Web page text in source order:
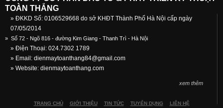
TOÀN THẮNG
» ĐKKD Số: 0106529668 do sở KHĐT Thành Phố Hà Nội cấp ngày
07/05/2014
» Số 72 - Ngõ 816 - đường Kim Giang - Thanh Trì - Hà Nội
» Điện Thoại: 024.7302 1789
» Email: dienmaytoanthang84@gmail.com
» Website: dienmaytoanthang.com
xem thêm
TRANG CHỦ GIỚI THIỆU TIN TỨC TUYỂN DỤNG LIÊN HỆ